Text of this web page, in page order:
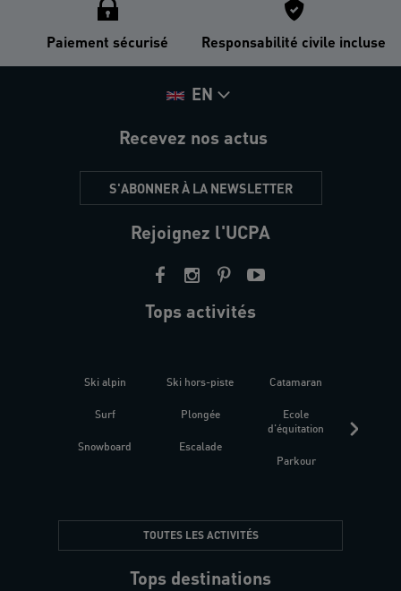
Paiement sécurisé Responsabilité civile incluse
EN
Recevez nos actus
S'ABONNER À LA NEWSLETTER
Rejoignez l'UCPA
Tops activités
Ski alpin
Surf
Snowboard
Ski hors-piste
Plongée
Escalade
Catamaran
Ecole
d'équitation
Parkour
TOUTES LES ACTIVITÉS
Tops destinations